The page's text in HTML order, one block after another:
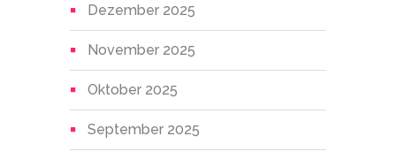
Dezember 2025
November 2025
Oktober 2025
September 2025